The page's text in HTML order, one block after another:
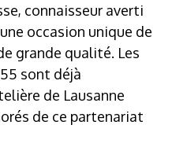
connaisseur averti
occasion unique de
grande qualité. Les
sont déjà
de Lausanne
de ce partenariat